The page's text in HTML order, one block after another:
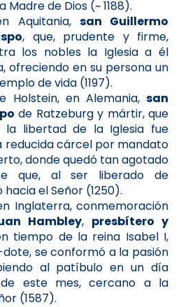
Madre de Dios (~ 1188).
Aquitania, san Guillermo
, que, prudente y firme,
los nobles la Iglesia a él
ofreciendo en su persona un
de vida (1197).
Holstein, en Alemania, san
de Ratzeburg y mártir, que
la libertad de la Iglesia fue
reducida cárcel por mandato
donde quedó tan agotado
que, al ser liberado de
el Señor (1250).
Inglaterra, conmemoración
Hambley, presbítero y
tiempo de la reina Isabel I,
se conformó a la pasión
al patíbulo en un día
de este mes, cercano a la
(1587).